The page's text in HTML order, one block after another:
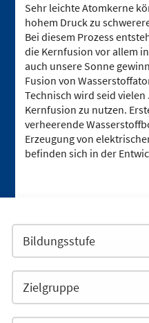
Sehr leichte Atomkerne
hohem Druck zu
Bei diesem Prozess
die Kernfusion vor allem
auch unsere Sonne
Fusion von
Technisch wird seid
Kernfusion zu nutzen.
verheerende
Erzeugung von
befinden sich in der